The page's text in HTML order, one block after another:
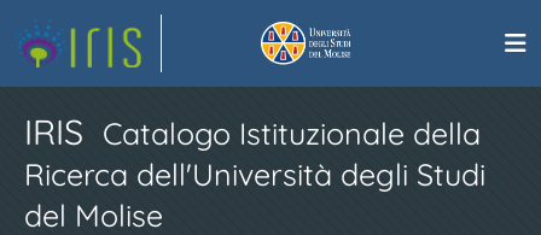
IRIS Catalogo Istituzionale della
Ricerca dell'Università degli Studi
del Molise